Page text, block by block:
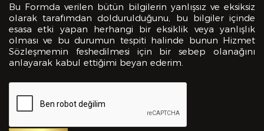
Bu Formda verilen bütün bilgilerin yanlışsız ve eksiksiz
olarak tarafımdan doldurulduğunu, bu bilgiler içinde
esasa etki yapan herhangi bir eksiklik veya yanlışlık
olması ve bu durumun tespiti halinde bunun Hizmet
Sözleşmemin feshedilmesi için bir sebep olanağını
anlayarak kabul ettiğimi beyan ederim.
Referanslar *
Önceki Tecrübeler *